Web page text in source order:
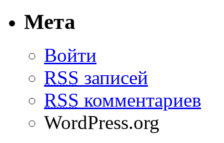
Мета
Войти
RSS записей
RSS комментариев
WordPress.org